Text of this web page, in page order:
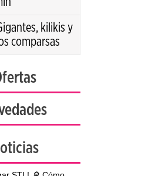
kilikis y
comparsas